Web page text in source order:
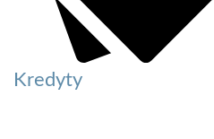
Kredyty